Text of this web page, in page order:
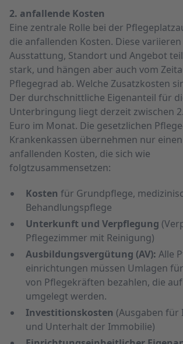
2. anfallende Kosten
Eine zentrale Rolle bei der
die anfallenden Kosten. Diese
Ausstattung, Standort und Angebot
stark, und hängen aber auch vom
Pflegegrad ab. Welche Zusatzkosten
Der durchschnittliche Eigenanteil für
Unterbringung liegt derzeit zwischen
Euro im Monat. Die gesetzlichen
Krankenkassen übernehmen nur
anfallenden Kosten, die sich wie
folgtzusammensetzen:
Kosten für Grundpflege,
Behandlungs­pflege
Unterkunft und Ver­pflegung
Pflege­zimmer mit Reinigung)
Ausbildungs­vergütung (AV): Alle
einrichtungen müssen Umlagen
von Pflege­kräften bezahlen, die
umgelegt werden.
Investitions­kosten (Ausgaben
und Unter­halt der Immobilie)